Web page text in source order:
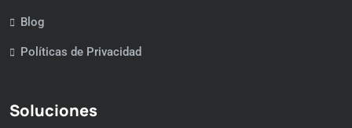
Blog
Políticas de Privacidad
Soluciones